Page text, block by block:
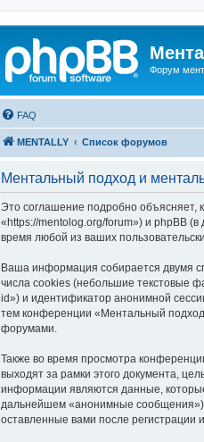
Форум
FAQ
MENTALLY Список форумов
Ментальный подход и
Это соглашение подробно объясняет,
«https://mentolog.org/forum») и phpBB
время любой из ваших
Ваша информация собирается двумя
числа cookies (небольшие текстовые
id») и идентификатор анонимной
тем конференции «Ментальный
форумами.
Также во время просмотра
выходят за рамки этого документа,
информации являются данные,
дальнейшем «анонимные
оставленные вами после